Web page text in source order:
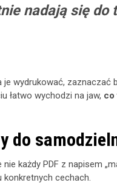
nadają się do
wydrukować, zaznaczać
łatwo wychodzi na jaw, co
do
każdy PDF z napisem
konkretnych cechach.